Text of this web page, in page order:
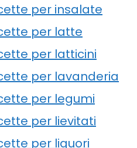
per insalate
per latte
per latticini
per lavanderia
per legumi
per lievitati
per liquori